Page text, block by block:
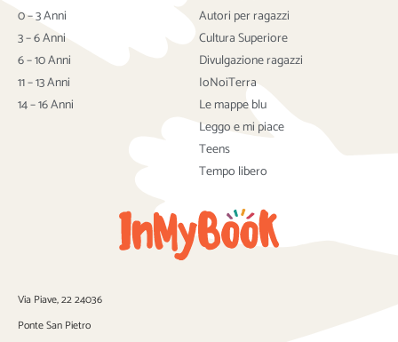
t
e
r
u
b
e
0 – 3 Anni
3 – 6 Anni
6 – 10 Anni
11 – 13 Anni
14 – 16 Anni
Autori per ragazzi
Cultura Superiore
Divulgazione ragazzi
IoNoiTerra
Le mappe blu
Leggo e mi piace
Teens
Tempo libero
Via Piave, 22 24036
Ponte San Pietro